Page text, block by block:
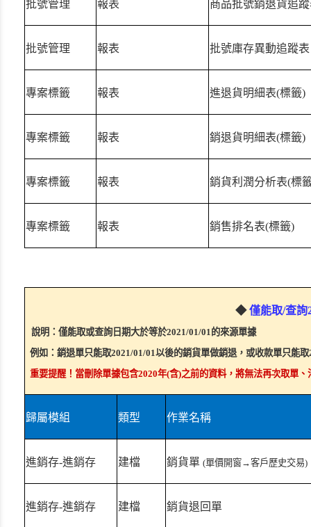
批號管理 報表 商品批號銷退貨追
批號管理 報表 批號庫存異動追蹤表
專案標籤 報表 進退貨明細表(標籤)
專案標籤 報表 銷退貨明細表(標籤)
專案標籤 報表 銷貨利潤分析表(標
專案標籤 報表 銷售排名表(標籤)
◆僅能取/查詢
說明：僅能取或查詢日期大於等於2021/01/01的來源單據
例如：銷退單只能取2021/01/01以後的銷貨單做銷退，或收款單只能
重要提醒！當刪除單據包含2020年(含)之前的資料，將無法再次取單、
歸屬模組 類型 作業名稱
進銷存-進銷存 建檔 銷貨單(單價開窗→客戶歷史交易)
進銷存-進銷存 建檔 銷貨退回單